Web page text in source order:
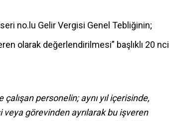
no.lu Gelir Vergisi Genel Tebliğinin;
olarak değerlendirilmesi” başlıklı 20 nci
personelin; aynı yıl içerisinde,
görevinden ayrılarak bu işveren